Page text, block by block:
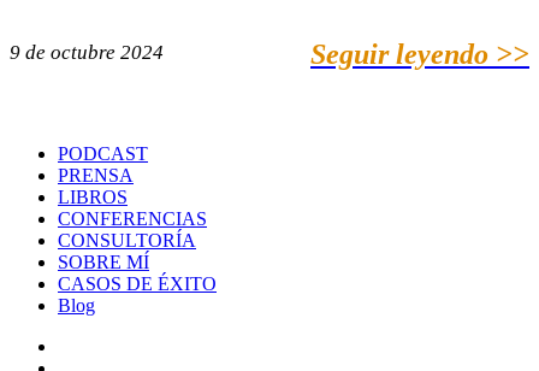
9 de octubre 2024 Seguir leyendo >>
PODCAST
PRENSA
LIBROS
CONFERENCIAS
CONSULTORÍA
SOBRE MÍ
CASOS DE ÉXITO
Blog